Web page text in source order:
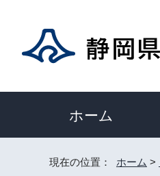
ホーム
現在の位置： ホーム >